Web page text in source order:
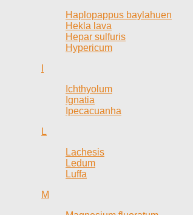
Haplopappus baylahuen
Hekla lava
Hepar sulfuris
Hypericum
Ichthyolum
Ignatia
Ipecacuanha
L
Lachesis
Ledum
Luffa
M